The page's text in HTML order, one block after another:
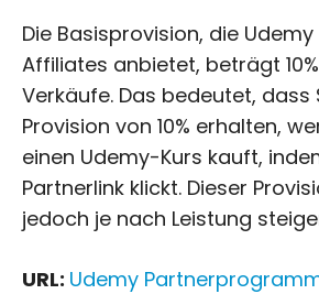
Die Basisprovision, die Udemy
Affiliates anbietet, beträgt
Verkäufe. Das bedeutet, dass
Provision von 10% erhalten,
einen Udemy-Kurs kauft,
Partnerlink klickt. Dieser
jedoch je nach Leistung
URL: Udemy